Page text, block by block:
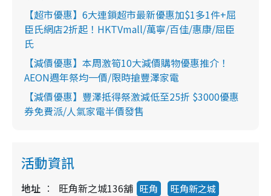
【超市優惠】6大連鎖超市最新優惠加$1多1件+屈
臣氏網店2折起！HKTVmall/萬寧/百佳/惠康/屈臣
氏
【減價優惠】本周激筍10大減價購物優惠推介！
AEON週年祭均一價/限時搶豐澤家電
【減價優惠】豐澤抵得祭激減低至25折 $3000優惠
券免費派/人氣家電半價發售
活動資訊
地址 旺角新之城136舖 旺角 旺角新之城